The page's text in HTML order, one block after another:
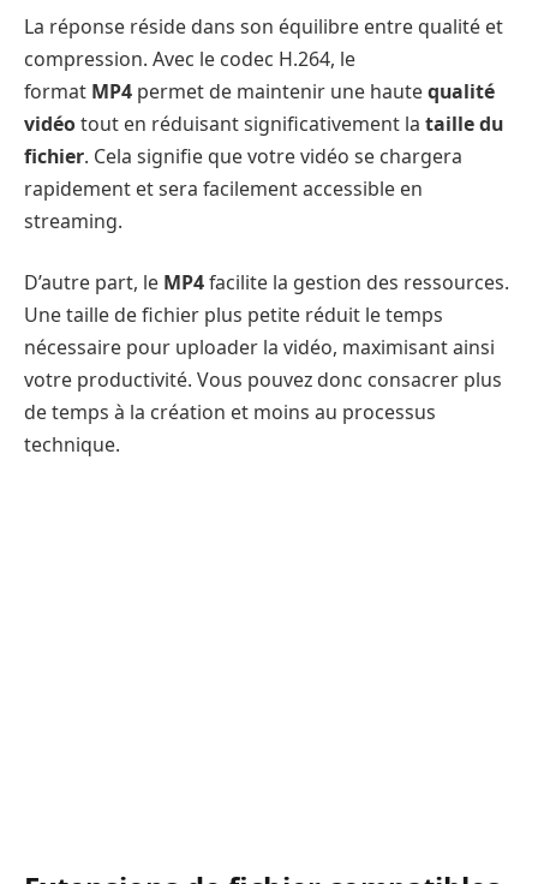
La réponse réside dans son équilibre entre qualité et
compression. Avec le codec H.264, le
format MP4 permet de maintenir une hautequalité
vidéotout en réduisant significativement la taille du
fichier. Cela signifie que votre vidéo se chargera
rapidement et sera facilement accessible en
streaming.
D’autre part, le MP4facilite la gestion des ressources.
Une taille de fichier plus petite réduit le temps
nécessaire pour uploader la vidéo, maximisant ainsi
votre productivité. Vous pouvez donc consacrer plus
de temps à la création et moins au processus
technique.